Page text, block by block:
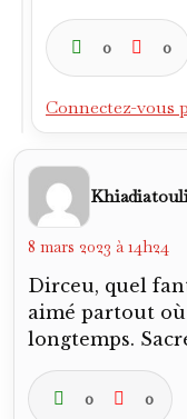
0 0
Connectez-vous
8 mars 2023 à 14h24
Dirceu, quel
aimé partout où
longtemps.
0 0